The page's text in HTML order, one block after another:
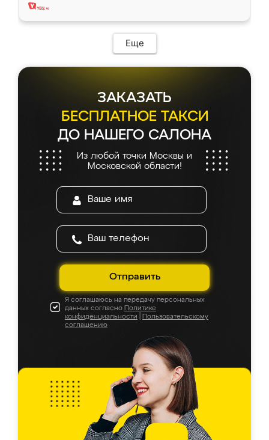
Еще
ЗАКАЗАТЬ
БЕСПЛАТНОЕ ТАКСИ
ДО НАШЕГО САЛОНА
Из любой точки Москвы и
Московской области!
Отправить
Я соглашаюсь на передачу персональных
данных согласно Политике
конфиденциальности
Пользовательскому
соглашению